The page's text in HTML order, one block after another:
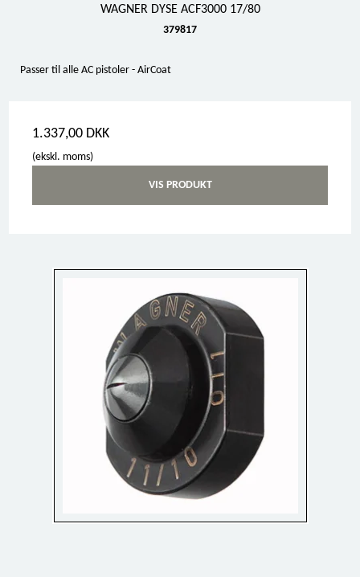
WAGNER DYSE ACF3000 17/80
379817
Passer til alle AC pistoler - AirCoat
1.337,00 DKK
(ekskl. moms)
VIS PRODUKT